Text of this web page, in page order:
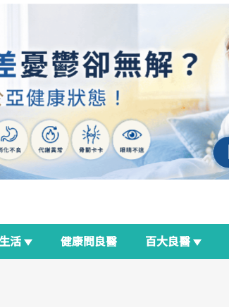
生活 健康問良醫 百大良醫